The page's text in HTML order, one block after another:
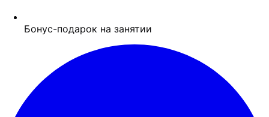
Бонус-подарок на занятии